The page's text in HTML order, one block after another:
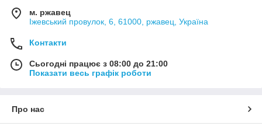
м. ржавец
Іжевський провулок, 6, 61000, ржавец, Україна
Контакти
Сьогодні працює з 08:00 до 21:00
Показати весь графік роботи
Про нас